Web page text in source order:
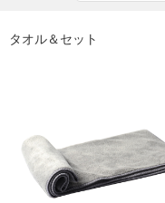
タオル＆セット